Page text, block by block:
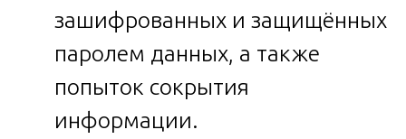
зашифрованных и защищённых
паролем данных, а также
попыток сокрытия
информации.